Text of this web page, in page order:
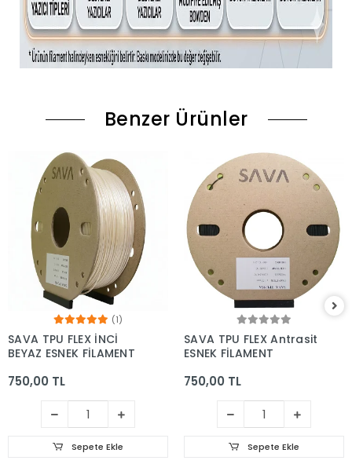
Benzer Ürünler
(1)
SAVA TPU FLEX İNCİ
BEYAZ ESNEK FİLAMENT
750,00 TL
Sepete Ekle
SAVA TPU FLEX Antrasit
ESNEK FİLAMENT
750,00 TL
Sepete Ekle